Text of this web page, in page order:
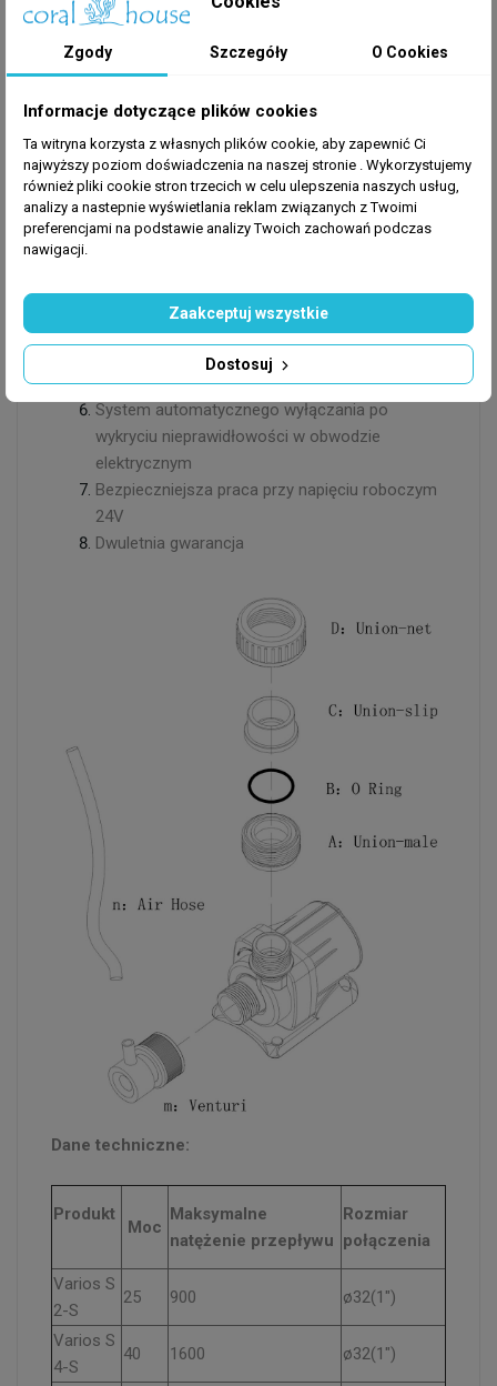
dostosować orientację wyjścia w poziomie lub w
wszechstronna w swoich zastosowaniach.
Cechy i zalety:
Oszczędność energii i wyjątkowo cicha praca
Moduł kontrolera z 5 ustawieniami zmiennej
prędkości
Wbudowany obiegowy i skomplikowany
mechanizm chłodzący zapobiegający
przegrzaniu wirnika i pompy
System automatycznego wyłączania po
wykryciu nieprawidłowości w obwodzie
elektrycznym
Bezpieczniejsza praca przy napięciu roboczym
24V
Dwuletnia gwarancja
Dane techniczne:
Produkt
Moc
Maksymalne
natężenie przepływu
Rozmiar
połączenia
Varios S
2-S
25 900 ø32(1″)
Varios S
4-S
40 1600 ø32(1″)
Zgody Szczegóły O Cookies
Informacje dotyczące plików cookies
Ta witryna korzysta z własnych plików cookie, aby zapewnić Ci
najwyższy poziom doświadczenia na naszej stronie . Wykorzystujemy
również pliki cookie stron trzecich w celu ulepszenia naszych usług,
analizy a nastepnie wyświetlania reklam związanych z Twoimi
preferencjami na podstawie analizy Twoich zachowań podczas
nawigacji.
Dostosuj
Zaakceptuj wszystkie